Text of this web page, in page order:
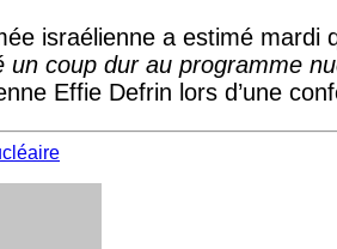
israélienne a estimé mardi
un coup dur au programme
Effie Defrin lors d’une